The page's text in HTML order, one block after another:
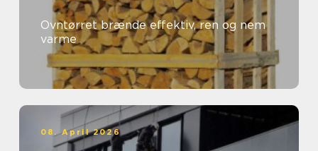
Ovntørret brænde effektiv, ren og nem
varme
08. April 2026